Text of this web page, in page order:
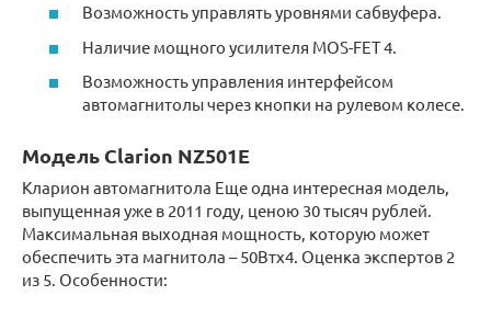
Возможность управлять уровнями сабвуфера.
Наличие мощного усилителя MOS-FET 4.
Возможность управления интерфейсом
автомагнитолы через кнопки на рулевом колесе.
Модель Clarion NZ501E
Кларион автомагнитола Еще одна интересная модель,
выпущенная уже в 2011 году, ценою 30 тысяч рублей.
Максимальная выходная мощность, которую может
обеспечить эта магнитола – 50Втх4. Оценка экспертов 2
из 5. Особенности: